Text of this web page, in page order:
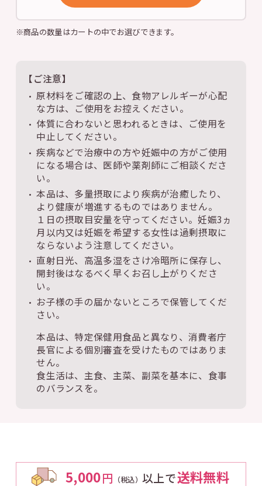
※商品の数量はカートの中でお選びできます。
【ご注意】
原材料をご確認の上、食物アレルギーが心配
な方は、ご使用をお控えください。
体質に合わないと思われるときは、ご使用を
中止してください。
疾病などで治療中の方や妊娠中の方がご使用
になる場合は、医師や薬剤師にご相談くださ
い。
本品は、多量摂取により疾病が治癒したり、
より健康が増進するものではありません。
１日の摂取目安量を守ってください。妊娠3ヵ
月以内又は妊娠を希望する女性は過剰摂取に
ならないよう注意してください。
直射日光、高温多湿をさけ冷暗所に保存し、
開封後はなるべく早くお召し上がりくださ
い。
お子様の手の届かないところで保管してくだ
さい。
本品は、特定保健用食品と異なり、消費者庁
長官による個別審査を受けたものではありま
せん。
食生活は、主食、主菜、副菜を基本に、食事
のバランスを。
5,000円 （税込） 以上で送料無料